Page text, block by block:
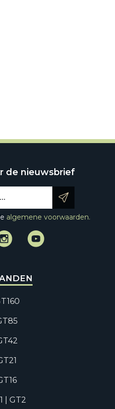
de nieuwsbrief
algemene voorwaarden.
Instagram
| GT2